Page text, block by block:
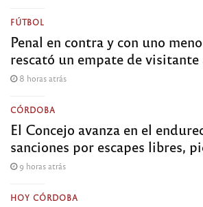
FÚTBOL
Penal en contra y con uno
rescató un empate de visitante
8 horas atrás
CÓRDOBA
El Concejo avanza en el
sanciones por escapes libres,
9 horas atrás
HOY CÓRDOBA